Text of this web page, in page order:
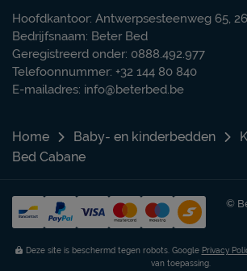
Hoofdkantoor: Antwerpsesteenweg 65,
Bedrijfsnaam: Beter Bed
Geregistreerd onder: 0888.492.977
Telefoonnummer: +32 144 80 840
E-mailadres: info@beterbed.be
Home Baby- en kinderbedden
Bed Cabane
©
Deze site is beschermd tegen robots. Google Privacy
van toepassing.